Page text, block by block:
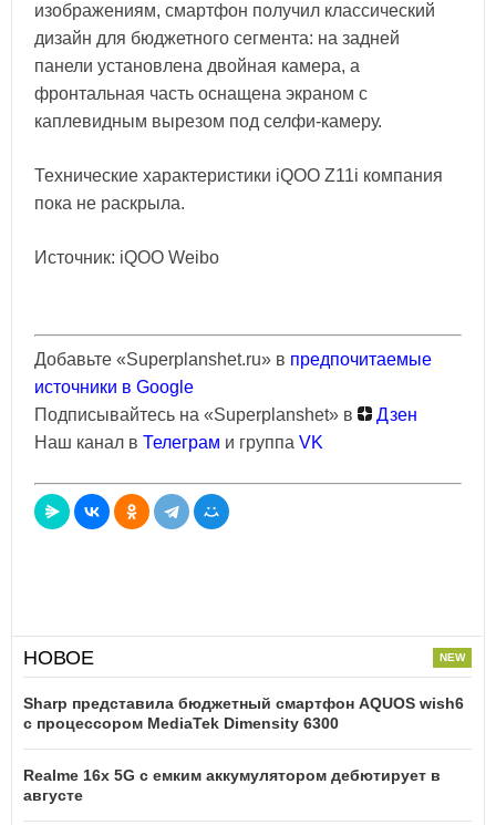
изображениям, смартфон получил классический
дизайн для бюджетного сегмента: на задней
панели установлена двойная камера, а
фронтальная часть оснащена экраном с
каплевидным вырезом под селфи-камеру.
Технические характеристики iQOO Z11i компания
пока не раскрыла.
Источник: iQOO Weibo
Добавьте «Superplanshet.ru» в предпочитаемые
источники в Google
Подписывайтесь на «Superplanshet» в
Дзен
Наш канал в Телеграм и группа VK
НОВОЕ
Sharp представила бюджетный смартфон AQUOS wish6
с процессором MediaTek Dimensity 6300
Realme 16x 5G с емким аккумулятором дебютирует в
августе